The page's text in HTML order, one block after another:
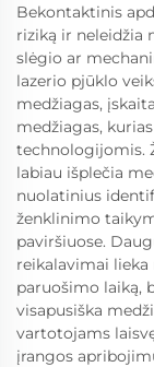
Bekontaktinis
riziką ir neleidžia
slėgio ar
lazerio pjūklo
medžiagas,
medžiagas,
technologijomis.
labiau išplečia
nuolatinius
ženklinimo
paviršiuose.
reikalavimai
paruošimo laiką,
visapusiška
vartotojams
įrangos